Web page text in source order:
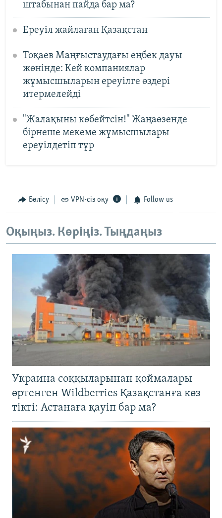
штабынан пайда бар ма?
Ереуіл жайлаған Қазақстан
Тоқаев Маңғыстаудағы еңбек дауы
жөнінде: Кей компаниялар
жұмысшыларын ереуілге өздері
итермелейді
"Жалақыны көбейтсін!" Жаңаөзенде
бірнеше мекеме жұмысшылары
ереуілдетіп тұр
Бөлісу VPN-сіз оқу Follow us
Оқыңыз. Көріңіз. Тыңдаңыз
Украина соққыларынан қоймалары
өртенген Wildberries Қазақстанға көз
тікті: Астанаға қауіп бар ма?